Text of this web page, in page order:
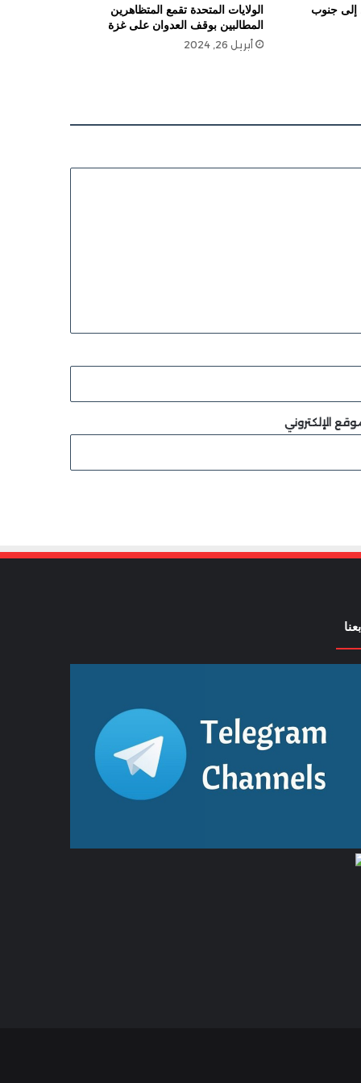
إلى جنوب
الولايات المتحدة تقمع المتظاهرين
المطالبين بوقف العدوان على غزة
أبريل 26, 2024
الإلكتروني